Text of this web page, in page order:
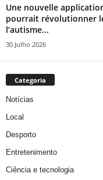
Une nouvelle
pourrait révolutionner
l’autisme...
30 Julho 2026
Categoria
Notícias
Local
Desporto
Entretenimento
Ciência e tecnologia